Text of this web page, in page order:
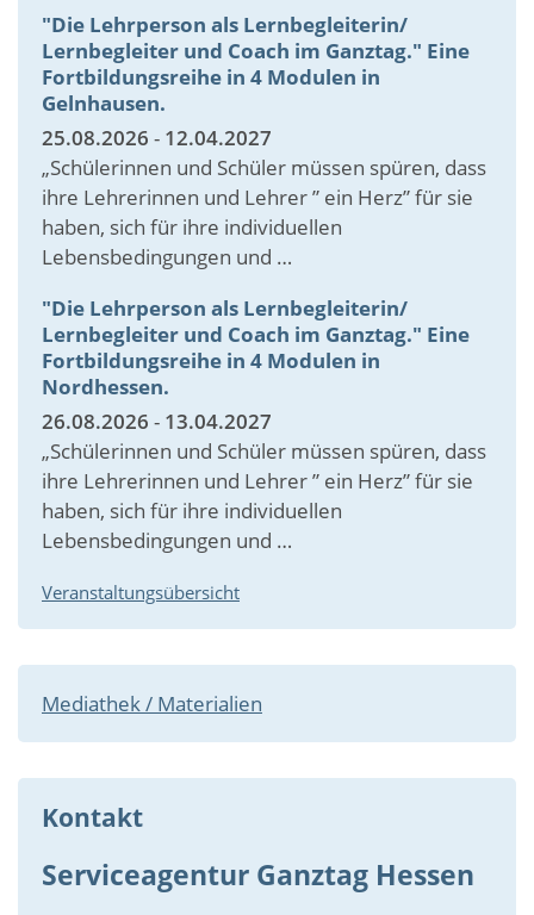
zum
Thema
"Bewegte
Schule")
"Die Lehrperson als Lernbegleiterin/
Lernbegleiter und Coach im Ganztag." Eine
Fortbildungsreihe in 4 Modulen in
Gelnhausen.
25.08.2026 - 12.04.2027
„Schülerinnen und Schüler müssen spüren, dass
ihre Lehrerinnen und Lehrer ” ein Herz” für sie
haben, sich für ihre individuellen
Lebensbedingungen und …
"Die Lehrperson als Lernbegleiterin/
Lernbegleiter und Coach im Ganztag." Eine
Fortbildungsreihe in 4 Modulen in
Nordhessen.
26.08.2026 - 13.04.2027
„Schülerinnen und Schüler müssen spüren, dass
ihre Lehrerinnen und Lehrer ” ein Herz” für sie
haben, sich für ihre individuellen
Lebensbedingungen und …
Veranstaltungsübersicht
Mediathek / Materialien
Kontakt
Serviceagentur Ganztag Hessen